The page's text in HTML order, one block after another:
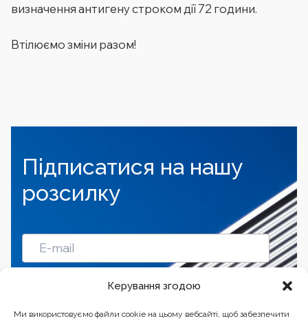
Керування згодою
Ми використовуємо файли cookie на цьому вебсайті, щоб забезпечити
визначення антигену строком дії 72 години.
Втілюємо зміни разом!
Підписатися на нашу
розсилку
Підписатись